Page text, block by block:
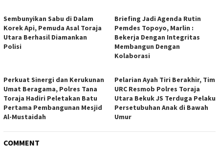
Sembunyikan Sabu di Dalam
Korek Api, Pemuda Asal Toraja
Utara Berhasil Diamankan
Polisi
Briefing Jadi Agenda Rutin
Pemdes Topoyo, Marlin :
Bekerja Dengan Integritas
Membangun Dengan
Kolaborasi
Perkuat Sinergi dan Kerukunan
Umat Beragama, Polres Tana
Toraja Hadiri Peletakan Batu
Pertama Pembangunan Mesjid
Al-Mustaidah
Pelarian Ayah Tiri Berakhir, Tim
URC Resmob Polres Toraja
Utara Bekuk JS Terduga Pelaku
Persetubuhan Anak di Bawah
Umur
COMMENT